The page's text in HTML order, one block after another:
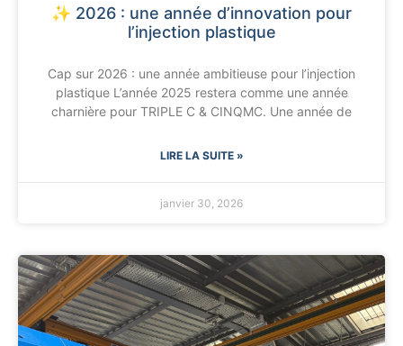
✨ 2026 : une année d’innovation pour
l’injection plastique
Cap sur 2026 : une année ambitieuse pour l’injection
plastique L’année 2025 restera comme une année
charnière pour TRIPLE C & CINQMC. Une année de
LIRE LA SUITE »
janvier 30, 2026